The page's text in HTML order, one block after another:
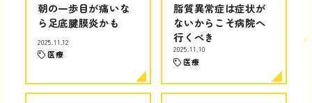
朝の一歩目が痛いな
ら足底腱膜炎かも
2025.11.12
医療
脂質異常症は症状が
ないからこそ病院へ
行くべき
2025.11.10
医療